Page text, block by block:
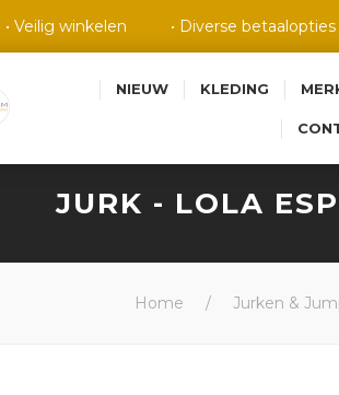
• Veilig winkelen • Diverse betaalopties
NIEUW KLEDING
Home / Jurken &
JURK - LOLA